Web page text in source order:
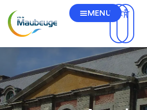
MENU